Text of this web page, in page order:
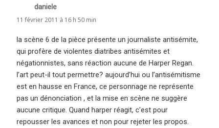
daniele
11 février 2011 à 16 h 50 min
la scène 6 de la pièce présente un journaliste antisémite,
qui profère de violentes diatribes antisémites et
négationnistes, sans réaction aucune de Harper Regan.
l’art peut-il tout permettre? aujourd’hui ou l’antisémitisme
est en hausse en France, ce personnage ne représente
pas un dénonciation , et la mise en scène ne suggère
aucune critique. Quand harper réagit, c’est pour
repousser les avances et non pour rejeter les propos.